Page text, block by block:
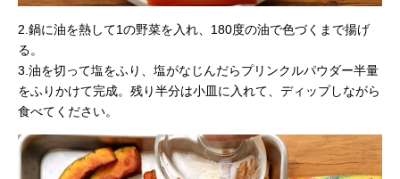
2.鍋に油を熱して1の野菜を入れ、180度の油で色づくまで揚げ
る。
3.油を切って塩をふり、塩がなじんだらプリンクルパウダー半量
をふりかけて完成。残り半分は小皿に入れて、ディップしながら
食べてください。